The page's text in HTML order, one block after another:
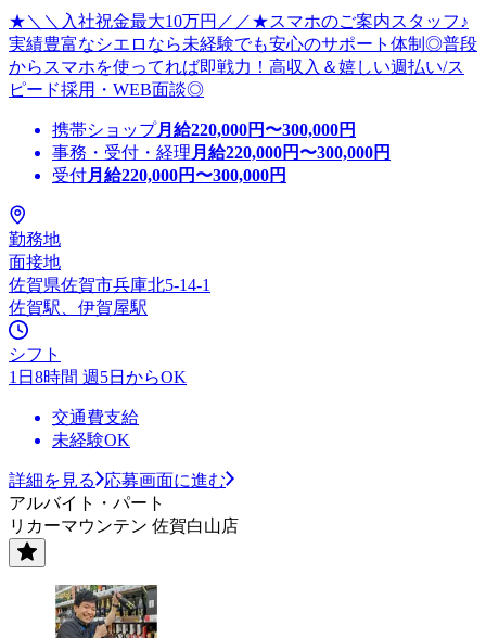
★＼＼入社祝金最大10万円／／★スマホのご案内スタッフ♪
実績豊富なシエロなら未経験でも安心のサポート体制◎普段
からスマホを使ってれば即戦力！高収入＆嬉しい週払い/ス
ピード採用・WEB面談◎
携帯ショップ月給220,000円〜300,000円
事務・受付・経理 月給220,000円〜300,000円
受付月給220,000円〜300,000円
勤務地
面接地
佐賀県佐賀市兵庫北5-14-1
佐賀駅、伊賀屋駅
シフト
1日8時間 週5日からOK
交通費支給
未経験OK
詳細を見る
応募画面に進む
アルバイト・パート
リカーマウンテン 佐賀白山店